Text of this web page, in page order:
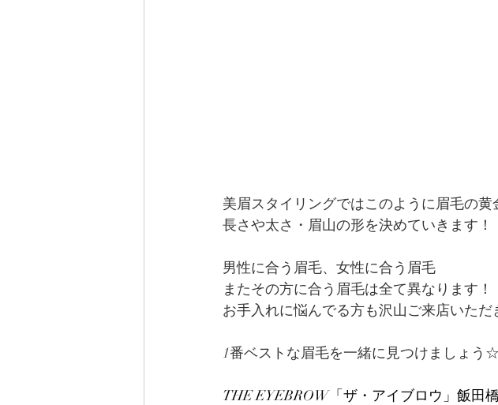
美眉スタイリングではこのように眉毛の黄
長さや太さ・眉山の形を決めていきます！
男性に合う眉毛、女性に合う眉毛
またその方に合う眉毛は全て異なります！
お手入れに悩んでる方も沢山ご来店いただ
1番ベストな眉毛を一緒に見つけましょう☆
THE EYEBROW「ザ・アイブロウ」飯田